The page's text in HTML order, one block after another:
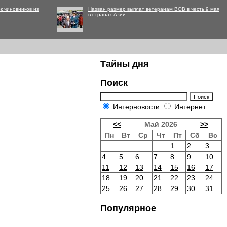
чиновников из
Назван размер выплат ветеранам ВОВ в честь 9 мая
в странах Азии
Тайны дня
Поиск
Интерновости Интернет
<< Май 2026
>>
Пн
Вт Ср Чт Пт Сб
Вс
1
2
3
4
5 6 7 8 9
10
11
12 13 14 15 16
17
18
19 20 21 22 23
24
25
26 27 28 29 30 31
Популярное